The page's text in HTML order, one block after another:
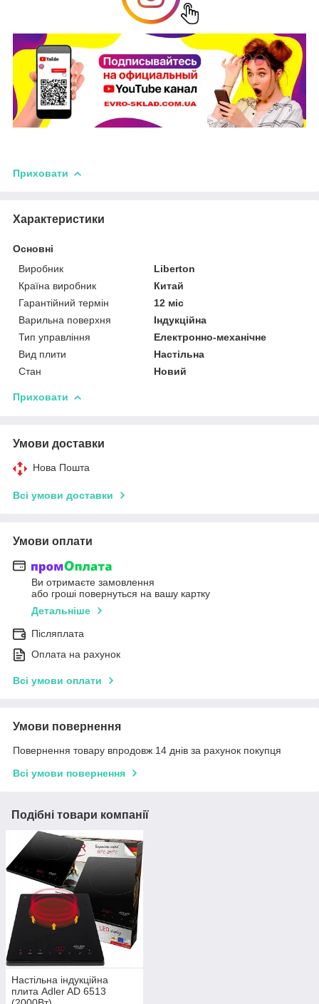
Приховати
Характеристики
Основні
Виробник
Liberton
Країна виробник
Китай
Гарантійний термін
12 міс
Варильна поверхня
Індукційна
Тип управління
Електронно-механічне
Вид плити
Настільна
Стан
Новий
Приховати
Умови доставки
Нова Пошта
Всі умови доставки
Умови оплати
Ви отримаєте замовлення
або гроші повернуться на вашу картку
Детальніше
Післяплата
Оплата на рахунок
Всі умови оплати
Умови повернення
Повернення товару впродовж 14 днів за рахунок покупця
Всі умови повернення
Подібні товари компанії
Настільна індукційна
плита Adler AD 6513